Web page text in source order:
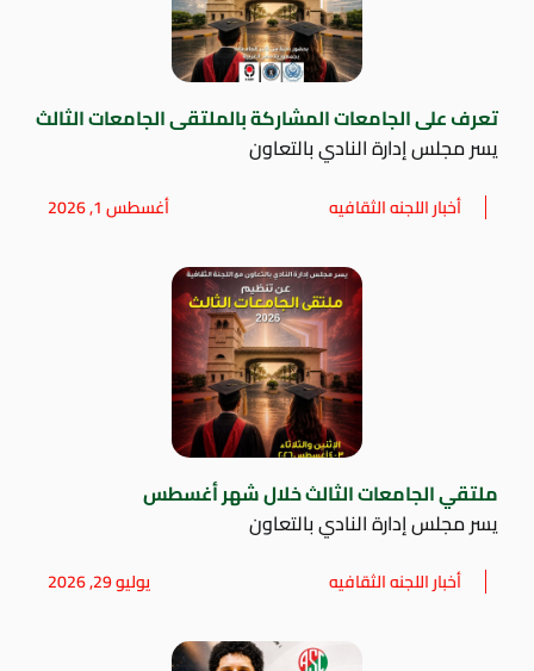
تعرف على الجامعات المشاركة بالملتقى الجامعات الثالث
يسر مجلس إدارة النادي بالتعاون
أخبار اللجنه الثقافيه أغسطس 1, 2026
ملتقي الجامعات الثالث خلال شهر أغسطس
يسر مجلس إدارة النادي بالتعاون
أخبار اللجنه الثقافيه يوليو 29, 2026